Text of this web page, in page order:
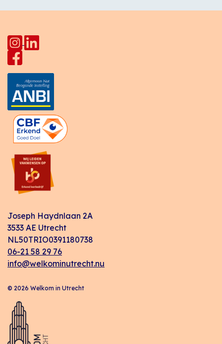
Joseph Haydnlaan 2A
3533 AE Utrecht
NL50TRIO0391180738
06-21 58 29 76
info@welkominutrecht.nu
© 2026 Welkom in Utrecht